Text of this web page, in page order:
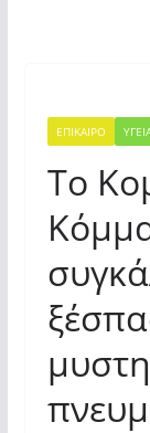
το
ΕΠΙΚΑΙΡΟ
Το